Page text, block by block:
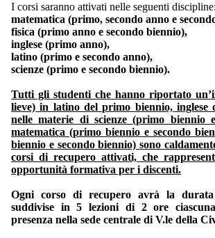
I corsi saranno attivati nelle seguenti discipline:
matematica (primo, secondo anno e
fisica (primo anno e secondo biennio),
inglese (primo anno),
latino (primo e secondo anno),
scienze (primo e secondo biennio).
Tutti gli studenti che hanno riportato
lieve) in latino del primo biennio, inglese
nelle materie di scienze (primo biennio
matematica (primo biennio e secondo
biennio e secondo biennio) sono
corsi di recupero attivati, che
opportunità formativa per i discenti.
Ogni corso di recupero avrà la
suddivise in 5 lezioni di 2 ore
presenza nella sede centrale di V.le della